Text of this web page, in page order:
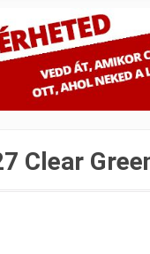
Clear